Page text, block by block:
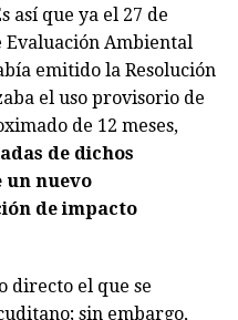
así que ya el 27 de
Evaluación Ambiental
emitido la Resolución
el uso provisorio de
de 12 meses,
de dichos
un nuevo
de impacto
directo el que se
sin embargo,